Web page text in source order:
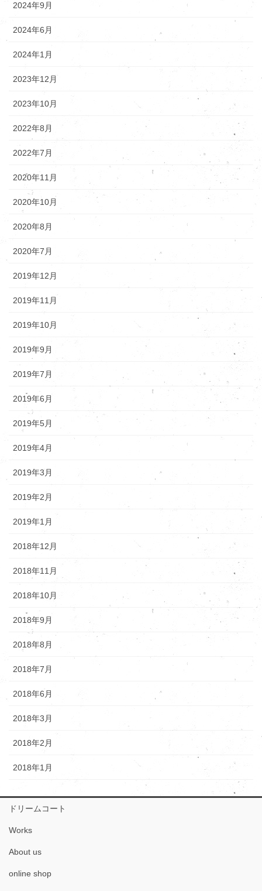
2024年9月
2024年6月
2024年1月
2023年12月
2023年10月
2022年8月
2022年7月
2020年11月
2020年10月
2020年8月
2020年7月
2019年12月
2019年11月
2019年10月
2019年9月
2019年7月
2019年6月
2019年5月
2019年4月
2019年3月
2019年2月
2019年1月
2018年12月
2018年11月
2018年10月
2018年9月
2018年8月
2018年7月
2018年6月
2018年3月
2018年2月
2018年1月
ドリームコート
Works
About us
online shop